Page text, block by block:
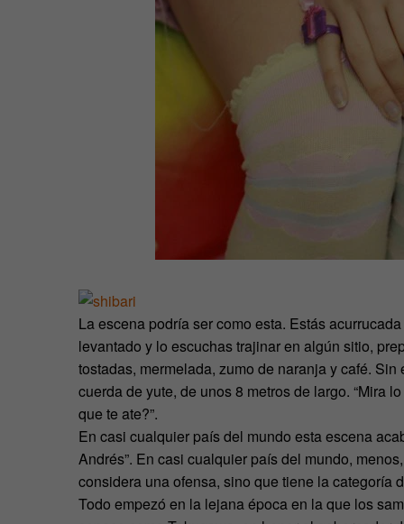
La escena podría ser como esta. Estás
levantado y lo escuchas trajinar en algún sitio,
tostadas, mermelada, zumo de naranja y café.
cuerda de yute, de unos 8 metros de largo. “Mira
que te ate?”.
En casi cualquier país del mundo esta escena
Andrés”. En casi cualquier país del mundo,
considera una ofensa, sino que tiene la categoría
Todo empezó en la lejana época en la que los